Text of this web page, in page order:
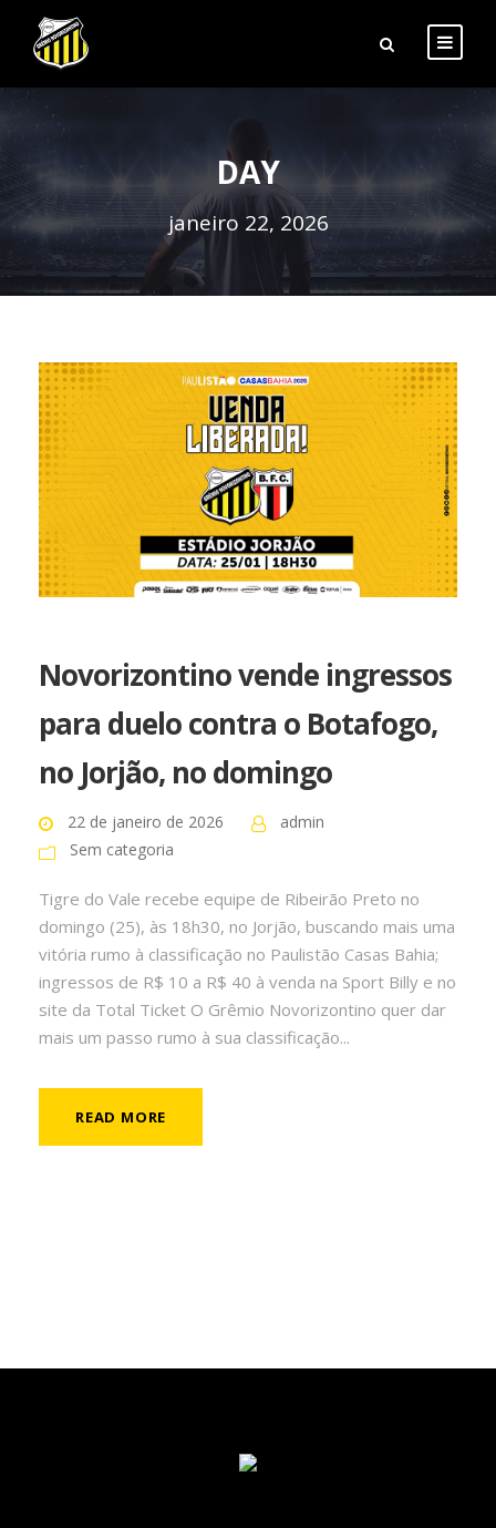
DAY
janeiro 22, 2026
Novorizontino vende ingressos
para duelo contra o Botafogo,
no Jorjão, no domingo
22 de janeiro de 2026
admin
Sem categoria
Tigre do Vale recebe equipe de Ribeirão Preto no
domingo (25), às 18h30, no Jorjão, buscando mais uma
vitória rumo à classificação no Paulistão Casas Bahia;
ingressos de R$ 10 a R$ 40 à venda na Sport Billy e no
site da Total Ticket O Grêmio Novorizontino quer dar
mais um passo rumo à sua classificação...
READ MORE